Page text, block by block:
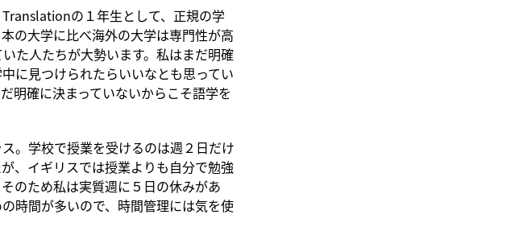
の１年生として、正規の学
の大学に比べ海外の大学は専門性が高
た人たちが大勢います。私はまだ明確
に見つけられたらいいなとも思ってい
明確に決まっていないからこそ語学を
。学校で授業を受けるのは週２日だけ
、イギリスでは授業よりも自分で勉強
のため私は実質週に５日の休みがあ
時間が多いので、時間管理には気を使